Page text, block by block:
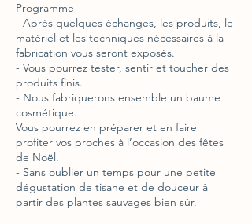
Programme
- Après quelques échanges, les produits, le
matériel et les techniques nécessaires à la
fabrication vous seront exposés.
- Vous pourrez tester, sentir et toucher des
produits finis.
- Nous fabriquerons ensemble un baume
cosmétique.
Vous pourrez en préparer et en faire
profiter vos proches à l’occasion des fêtes
de Noël.
- Sans oublier un temps pour une petite
dégustation de tisane et de douceur à
partir des plantes sauvages bien sûr.